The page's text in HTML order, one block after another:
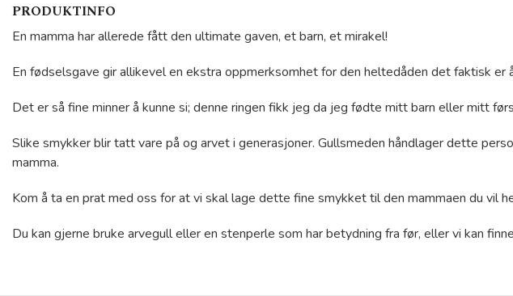
PRODUKTINFO
En mamma har allerede fått den ultimate gaven, et barn, et mirakel!
En fødselsgave gir allikevel en ekstra oppmerksomhet for den heltedåden det faktisk
Det er så fine minner å kunne si; denne ringen fikk jeg da jeg fødte mitt barn eller mitt
Slike smykker blir tatt vare på og arvet i generasjoner. Gullsmeden håndlager dette
mamma.
Kom å ta en prat med oss for at vi skal lage dette fine smykket til den mammaen du vil
Du kan gjerne bruke arvegull eller en stenperle som har betydning fra før, eller vi kan